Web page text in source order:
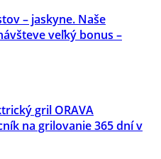
– jaskyne. Naše
veľký bonus –
gril ORAVA
na grilovanie 365 dní v